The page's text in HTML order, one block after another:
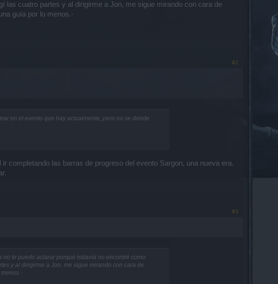
las cuatro partes y al dirigirme a Jon, me sigue mirando con cara de
guía por lo menos.-
#2
en el evento que hay actualmente, pero no se donde
completando las barras de progreso del evento Sargon, una nueva era.
#3
te puedo aclarar porqué todavía no encontré como
y al dirigirme a Jon, me sigue mirando con cara de